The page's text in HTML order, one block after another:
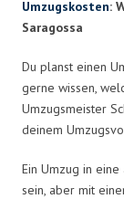
Umzugskosten:
Saragossa
Du planst einen
gerne wissen,
Umzugsmeister
deinem
Ein Umzug in
sein, aber mit